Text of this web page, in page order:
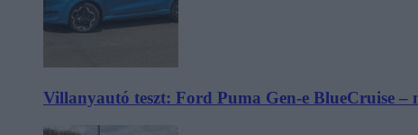
Villanyautó teszt: Ford Puma Gen-e BlueCruise